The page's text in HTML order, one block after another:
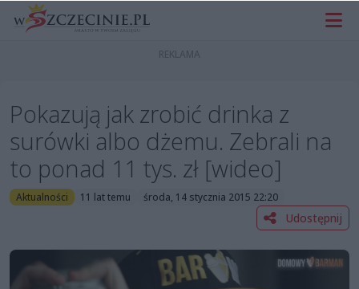
Pokazują jak zrobić drinka z
surówki albo dżemu. Zebrali na
to ponad 11 tys. zł [wideo]
Aktualności 11 lat temu środa, 14 stycznia 2015 22:20
Udostępnij